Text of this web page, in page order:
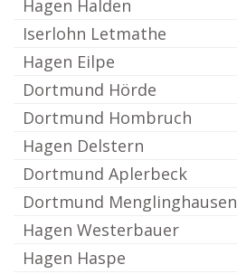
Hagen Halden
Iserlohn Letmathe
Hagen Eilpe
Dortmund Hörde
Dortmund Hombruch
Hagen Delstern
Dortmund Aplerbeck
Dortmund Menglinghausen
Hagen Westerbauer
Hagen Haspe